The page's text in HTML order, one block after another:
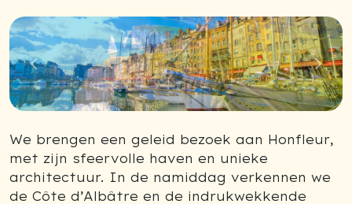
Previous Next
We brengen een geleid bezoek aan Honfleur,
met zijn sfeervolle haven en unieke
architectuur. In de namiddag verkennen we
de Côte d’Albâtre en de indrukwekkende